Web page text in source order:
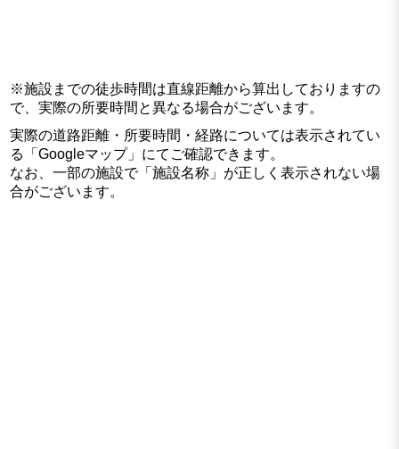
※施設までの徒歩時間は直線距離から算出しておりますの
で、実際の所要時間と異なる場合がございます。
実際の道路距離・所要時間・経路については表示されてい
る「Googleマップ」にてご確認できます。
なお、一部の施設で「施設名称」が正しく表示されない場
合がございます。